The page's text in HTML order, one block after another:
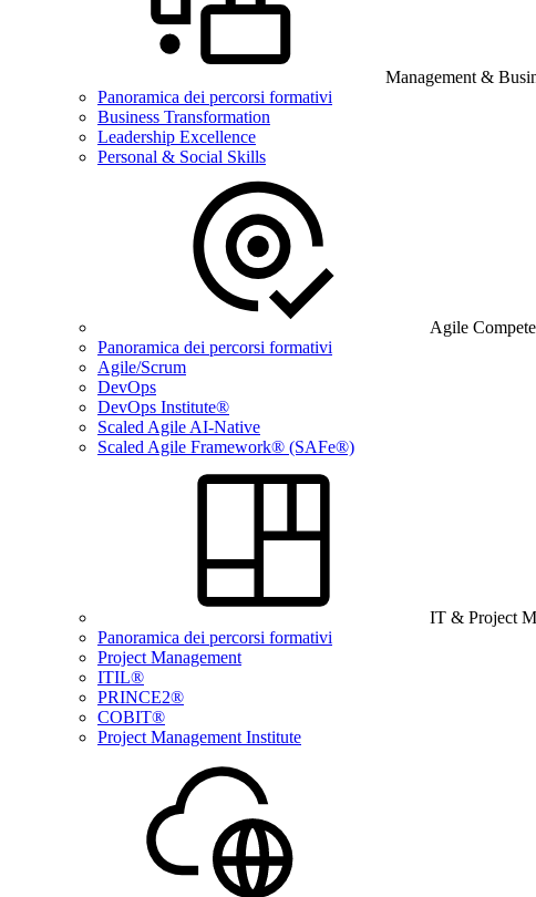
Management &
Panoramica dei percorsi formativi
Business Transformation
Leadership Excellence
Personal & Social Skills
Agile
Panoramica dei percorsi formativi
Agile/Scrum
DevOps
DevOps Institute®
Scaled Agile AI-Native
Scaled Agile Framework® (SAFe®)
IT & Project
Panoramica dei percorsi formativi
Project Management
ITIL®
PRINCE2®
COBIT®
Project Management Institute